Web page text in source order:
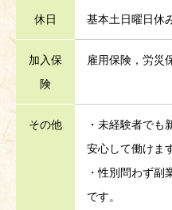
休日 基本土日曜日休
加入保
険
雇用保険，労災
その他
・未経験者でも
安心して働けま
・性別問わず副
です。